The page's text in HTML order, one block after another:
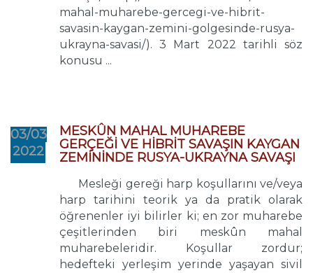
mahal-muharebe-gercegi-ve-hibrit-
savasin-kaygan-zemini-golgesinde-rusya-
ukrayna-savasi/). 3 Mart 2022 tarihli söz
konusu ...
03/03
2022
MESKÛN MAHAL MUHAREBE
GERÇEĞİ VE HİBRİT SAVAŞIN KAYGAN
ZEMİNİNDE RUSYA-UKRAYNA SAVAŞI
Mesleği gereği harp koşullarını ve/veya
harp tarihini teorik ya da pratik olarak
öğrenenler iyi bilirler ki; en zor muharebe
çeşitlerinden biri meskûn mahal
muharebeleridir. Koşullar zordur;
hedefteki yerleşim yerinde yaşayan sivil